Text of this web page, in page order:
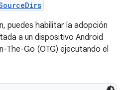
puedes habilitar la adopción
a un dispositivo Android
The-Go (OTG) ejecutando el